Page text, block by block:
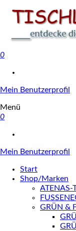
0
Mein Benutzerprofil
Menü
0
Mein Benutzerprofil
Start
Shop/Marken
ATENAS-
GRÜN &